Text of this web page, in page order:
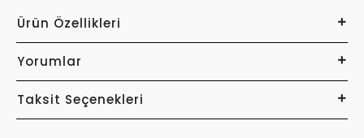
Ürün Özellikleri
Yorumlar
Taksit Seçenekleri